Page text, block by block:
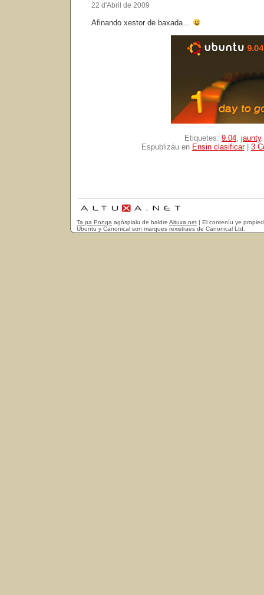
22 d'Abril de 2009
Afinando xestor de baxada…
Etiquetes: 9.04, jaunty.
Espublizáu en Ensin clasificar| 3
Ta pa Ponga agóspialu de baldre Altuxa.net | El conteníu ye
Ubuntu y Canonical son marques rexistraes de Canonical Ltd.